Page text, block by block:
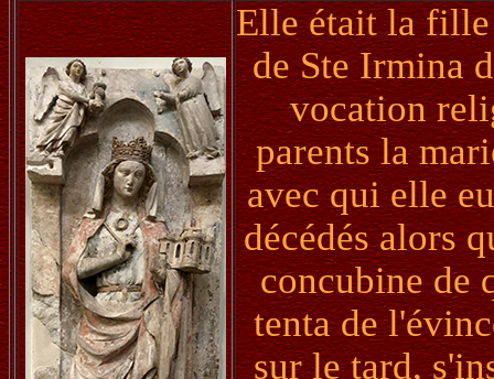
Elle était la
de Ste Irmina
vocation
parents la
avec qui elle
décédés alors
concubine de
tenta de
sur le tard,